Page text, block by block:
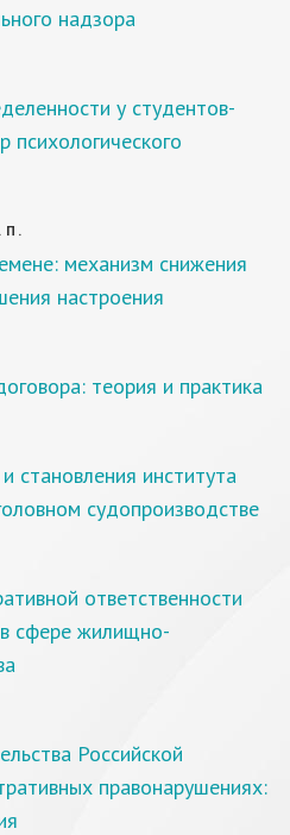
надзора
у студентов-
психологического
П.
механизм снижения
настроения
теория и практика
становления института
судопроизводстве
ответственности
сфере жилищно-
Российской
правонарушениях: